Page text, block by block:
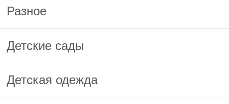
Разное
Детские сады
Детская одежда